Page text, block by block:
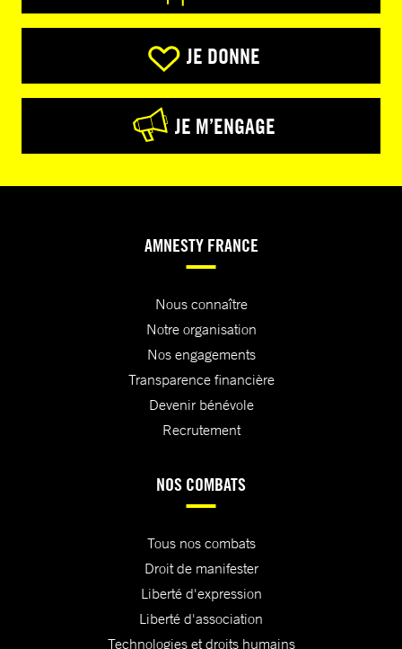
JE DONNE
JE M’ENGAGE
AMNESTY FRANCE
Nous connaître
Notre organisation
Nos engagements
Transparence financière
Devenir bénévole
Recrutement
NOS COMBATS
Tous nos combats
Droit de manifester
Liberté d'expression
Liberté d'association
Technologies et droits humains